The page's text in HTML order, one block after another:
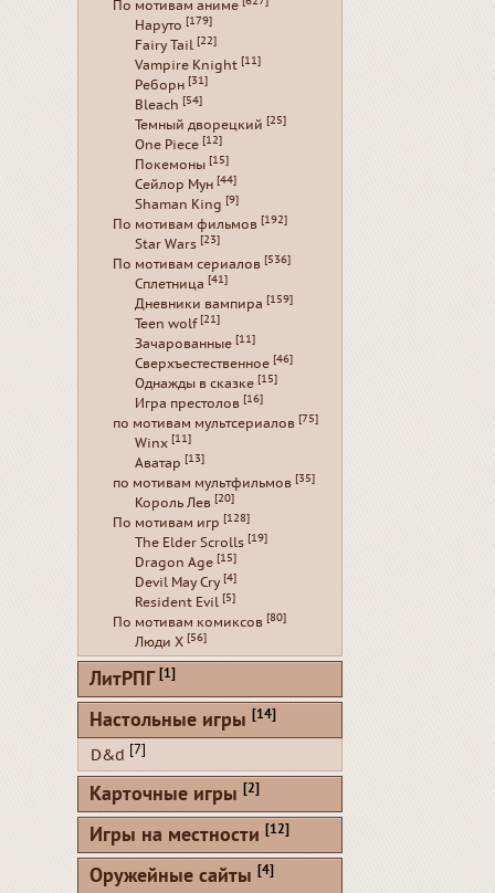
По мотивам аниме
Наруто [179]
Fairy Tail [22]
Vampire Knight [11]
Реборн [31]
Bleach [54]
Темный дворецкий [25]
One Piece [12]
Покемоны [15]
Сейлор Мун [44]
Shaman King [9]
По мотивам фильмов [192]
Star Wars [23]
По мотивам сериалов [536]
Сплетница [41]
Дневники вампира [159]
Teen wolf [21]
Зачарованные [11]
Сверхъестественное [46]
Однажды в сказке [15]
Игра престолов [16]
по мотивам мультсериалов [75]
Winx [11]
Аватар [13]
по мотивам мультфильмов [35]
Король Лев [20]
По мотивам игр [128]
The Elder Scrolls [19]
Dragon Age [15]
Devil May Cry [4]
Resident Evil [5]
По мотивам комиксов [80]
Люди Х [56]
ЛитРПГ [1]
Настольные игры [14]
D&d [7]
Карточные игры [2]
Игры на местности [12]
Оружейные сайты [4]